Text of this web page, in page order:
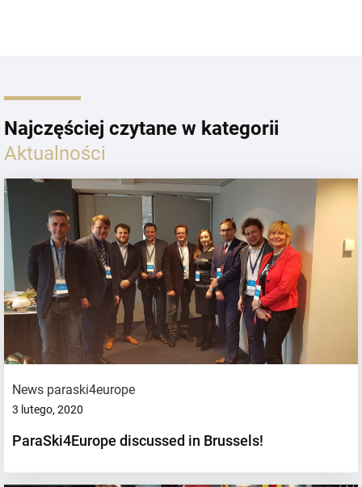
Najczęściej czytane w kategorii
Aktualności
News paraski4europe
3 lutego, 2020
ParaSki4Europe discussed in Brussels!